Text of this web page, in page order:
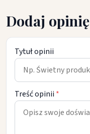
Dodaj opinię
Tytuł opinii
Treść opinii *